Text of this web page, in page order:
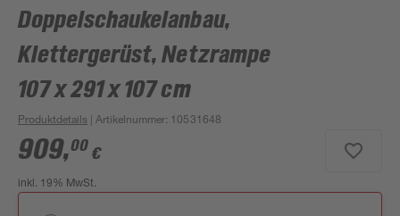
Doppelschaukelanbau,
Klettergerüst, Netzrampe
107 x 291 x 107 cm
Produktdetails | Artikelnummer: 10531648
909,00 €
inkl. 19% MwSt.